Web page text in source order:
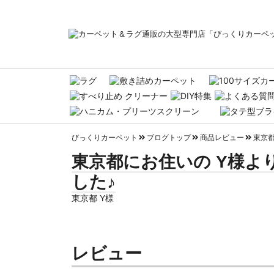
びっくりカーペット ブログトップ 商品レビュー 東京
東京都にお住いの Y様よ
した♪
東京都 Y様
レビュー